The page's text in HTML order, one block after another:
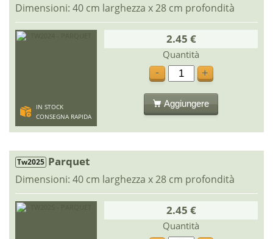
Dimensioni: 40 cm larghezza x 28 cm profondità
IN STOCK
CONSEGNA RAPIDA
2.45 €
Quantità
-
+
Aggiungere
Tw2025 Parquet
Dimensioni: 40 cm larghezza x 28 cm profondità
2.45 €
Quantità